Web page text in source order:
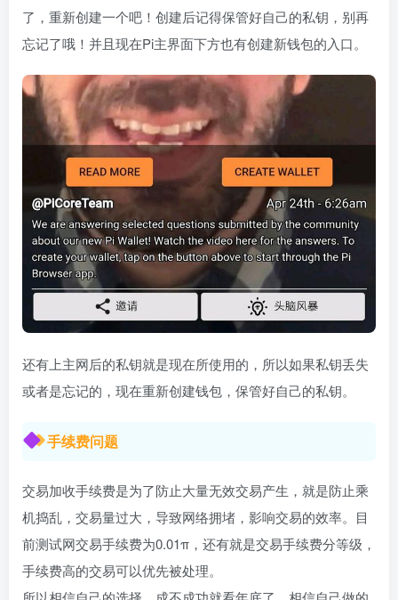
了，重新创建一个吧！创建后记得保管好自己的私钥，别再
忘记了哦！并且现在Pi主界面下方也有创建新钱包的入口。
还有上主网后的私钥就是现在所使用的，所以如果私钥丢失
或者是忘记的，现在重新创建钱包，保管好自己的私钥。
手续费问题
交易加收手续费是为了防止大量无效交易产生，就是防止乘
机捣乱，交易量过大，导致网络拥堵，影响交易的效率。目
前测试网交易手续费为0.01π，还有就是交易手续费分等级，
手续费高的交易可以优先被处理。